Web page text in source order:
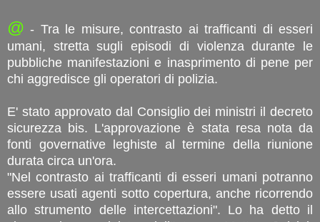
@ - Tra le misure, contrasto ai trafficanti di esseri
umani, stretta sugli episodi di violenza durante le
pubbliche manifestazioni e inasprimento di pene per
chi aggredisce gli operatori di polizia.
E' stato approvato dal Consiglio dei ministri il decreto
sicurezza bis. L'approvazione è stata resa nota da
fonti governative leghiste al termine della riunione
durata circa un'ora.
"Nel contrasto ai trafficanti di esseri umani potranno
essere usati agenti sotto copertura, anche ricorrendo
allo strumento delle intercettazioni". Lo ha detto il